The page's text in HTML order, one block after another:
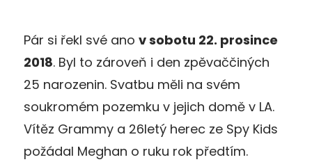
Pár si řekl své ano v sobotu 22. prosince
2018. Byl to zároveň i den zpěvaččiných
25 narozenin. Svatbu měli na svém
soukromém pozemku v jejich domě v LA.
Vítěz Grammy a 26letý herec ze Spy Kids
požádal Meghan o ruku rok předtím.